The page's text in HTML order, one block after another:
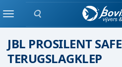
Zoeken
MenuOnderdelen / Luchtsteen
JBL PROSILENT SAFE
TERUGSLAGKLEP